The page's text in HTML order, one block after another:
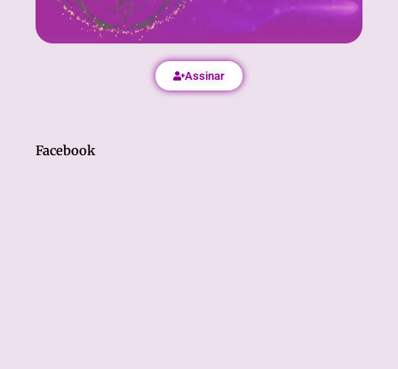
Assinar
Facebook